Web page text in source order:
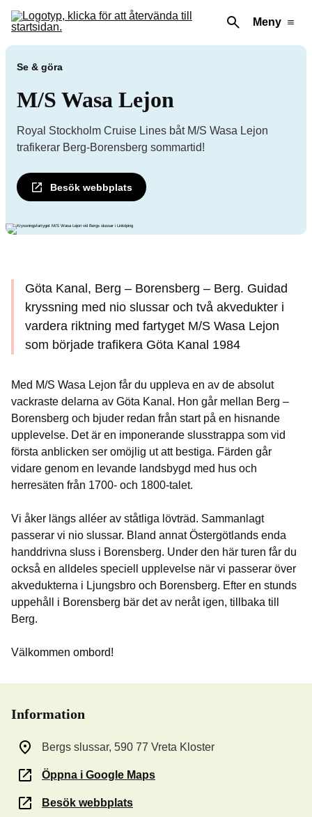
Meny
Se & göra
M/S Wasa Lejon
Royal Stockholm Cruise Lines båt M/S Wasa Lejon
trafikerar Berg-Borensberg sommartid!
Besök webbplats
Göta Kanal, Berg – Borensberg – Berg. Guidad
kryssning med nio slussar och två akvedukter i
vardera riktning med fartyget M/S Wasa Lejon
som började trafikera Göta Kanal 1984
Med M/S Wasa Lejon får du uppleva en av de absolut
vackraste delarna av Göta Kanal. Hon går mellan Berg –
Borensberg och bjuder redan från start på en hisnande
upplevelse. Det är en imponerande slusstrappa som vid
första anblicken ser omöjlig ut att bestiga. Färden går
vidare genom en levande landsbygd med hus och
herresäten från 1700- och 1800-talet.
Vi åker längs alléer av ståtliga lövträd. Sammanlagt
passerar vi nio slussar. Bland annat Östergötlands enda
handdrivna sluss i Borensberg. Under den här turen får du
också en alldeles speciell upplevelse när vi passerar över
akvedukterna i Ljungsbro och Borensberg. Efter en stunds
uppehåll i Borensberg bär det av neråt igen, tillbaka till
Berg.
Välkommen ombord!
Information
Bergs slussar, 590 77 Vreta Kloster
Öppna i Google Maps
Besök webbplats